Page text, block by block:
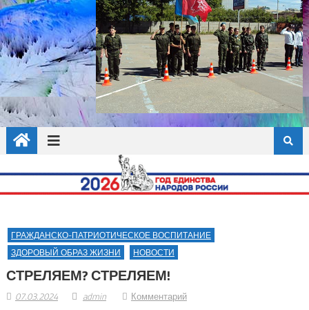
ГРАЖДАНСКО-ПАТРИОТИЧЕСКОЕ ВОСПИТАНИЕ
ЗДОРОВЫЙ ОБРАЗ ЖИЗНИ
НОВОСТИ
СТРЕЛЯЕМ? СТРЕЛЯЕМ!
07.03.2024 admin Комментарий